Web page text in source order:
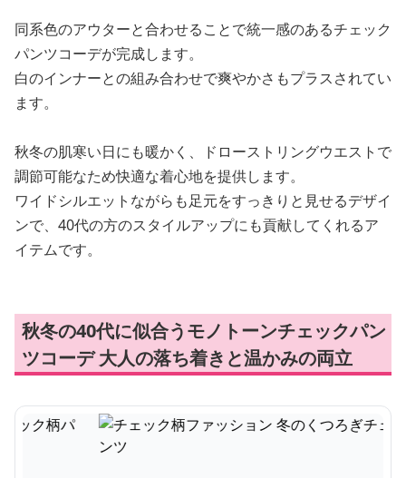
同系色のアウターと合わせることで統一感のあるチェック
パンツコーデが完成します。
白のインナーとの組み合わせで爽やかさもプラスされてい
ます。
秋冬の肌寒い日にも暖かく、ドローストリングウエストで
調節可能なため快適な着心地を提供します。
ワイドシルエットながらも足元をすっきりと見せるデザイ
ンで、40代の方のスタイルアップにも貢献してくれるア
イテムです。
秋冬の40代に似合うモノトーンチェックパン
ツコーデ 大人の落ち着きと温かみの両立